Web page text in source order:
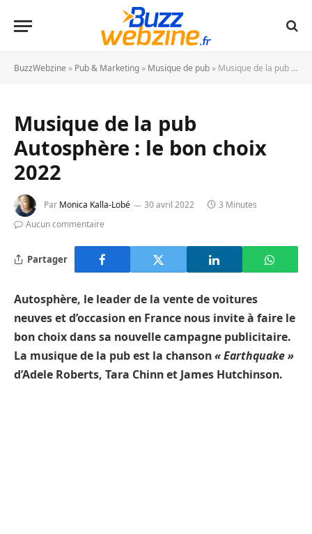
BuzzWebzine » Pub & Marketing » Musique de pub » Musique de la pub Autosphère : le bon choix 2022
Musique de la pub
Autosphère : le bon choix
2022
Par Monica Kalla-Lobé 30 avril 2022
3 Minutes
Aucun commentaire
Partager
Autosphère, le leader de la vente de voitures
neuves et d’occasion en France nous invite à faire le
bon choix dans sa nouvelle campagne publicitaire.
La musique de la pub est la chanson« Earthquake »
d’Adele Roberts, Tara Chinn et James Hutchinson.